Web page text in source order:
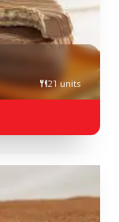
21 units